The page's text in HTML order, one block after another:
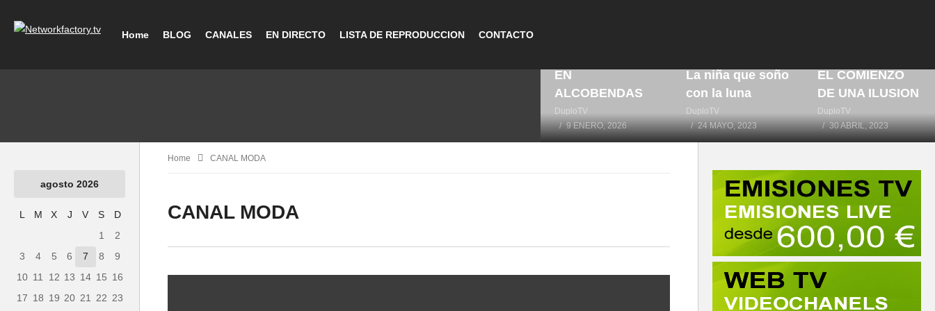
Home BLOG CANALES EN DIRECTO LISTA DE REPRODUCCION CONTACTO
EN
ALCOBENDAS
DuploTV
9 ENERO, 2026
La niña que soño
con la luna
DuploTV
24 MAYO, 2023
EL COMIENZO
DE UNA ILUSION
DuploTV
30 ABRIL, 2023
agosto 2026
L M X J V S
D
1
2
3
4 5 6 7 8
9
10 11 12 13 14 15 16
17 18 19 20 21 22 23
Home CANAL MODA
CANAL MODA